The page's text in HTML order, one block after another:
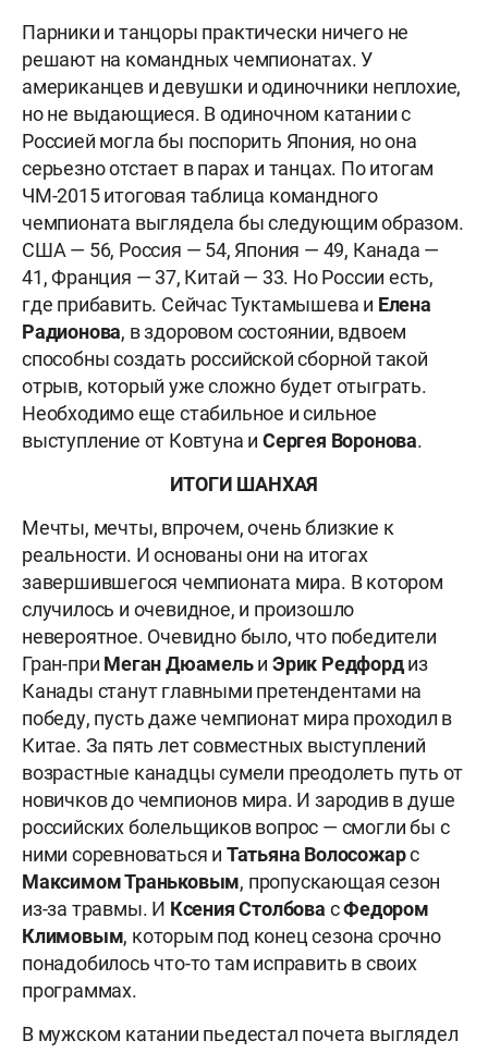
Парники и танцоры практически ничего не
решают на командных чемпионатах. У
американцев и девушки и одиночники неплохие,
но не выдающиеся. В одиночном катании с
Россией могла бы поспорить Япония, но она
серьезно отстает в парах и танцах. По итогам
ЧМ-2015 итоговая таблица командного
чемпионата выглядела бы следующим образом.
США — 56, Россия — 54, Япония — 49, Канада —
41, Франция — 37, Китай — 33. Но России есть,
где прибавить. Сейчас Туктамышева и Елена
Радионова, в здоровом состоянии, вдвоем
способны создать российской сборной такой
отрыв, который уже сложно будет отыграть.
Необходимо еще стабильное и сильное
выступление от Ковтуна иСергея Воронова.
ИТОГИ ШАНХАЯ
Мечты, мечты, впрочем, очень близкие к
реальности. И основаны они на итогах
завершившегося чемпионата мира. В котором
случилось и очевидное, и произошло
невероятное. Очевидно было, что победители
Гран-при Меган ДюамельиЭрик Редфордиз
Канады станут главными претендентами на
победу, пусть даже чемпионат мира проходил в
Китае. За пять лет совместных выступлений
возрастные канадцы сумели преодолеть путь от
новичков до чемпионов мира. И зародив в душе
российских болельщиков вопрос — смогли бы с
ними соревноваться и Татьяна Волосожарс
Максимом Траньковым, пропускающая сезон
из-за травмы. И Ксения Столбова сФедором
Климовым, которым под конец сезона срочно
понадобилось что-то там исправить в своих
программах.
В мужском катании пьедестал почета выглядел